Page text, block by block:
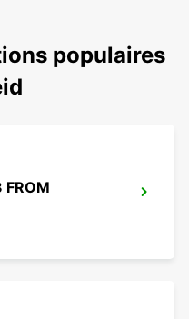
populaires
FROM